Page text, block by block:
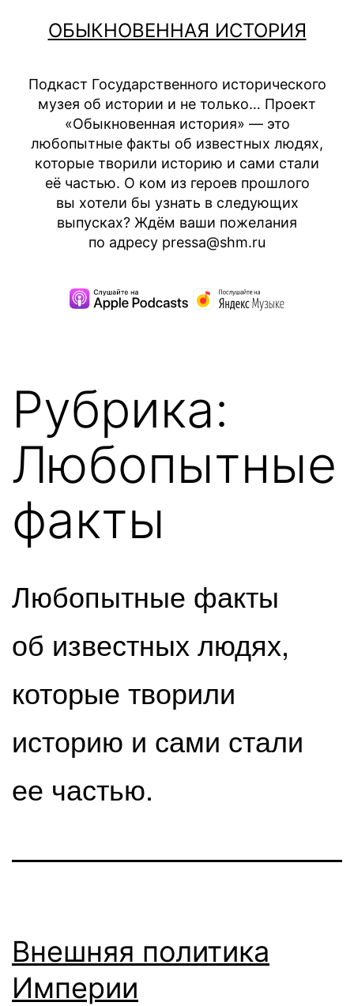
ОБЫКНОВЕННАЯ ИСТОРИЯ
Подкаст Государственного исторического
музея об истории и не только… Проект
«Обыкновенная история» — это
любопытные факты об известных людях,
которые творили историю и сами стали
её частью. О ком из героев прошлого
вы хотели бы узнать в следующих
выпусках? Ждём ваши пожелания
по адресу pressa@shm.ru
Рубрика:
Любопытные
факты
Любопытные факты
об известных людях,
которые творили
историю и сами стали
ее частью.
Внешняя политика
Империи